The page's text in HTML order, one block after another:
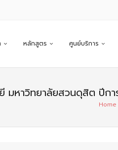
หลักสูตร ศูนย์บริการ
มหาวิทยาลัยสวนดุสิต ปีก
Home